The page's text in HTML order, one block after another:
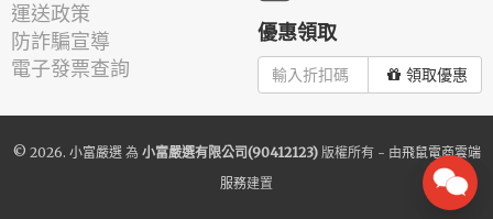
運送政策
防詐騙宣導
電子發票查詢
優惠領取
領取優惠
© 2026. 小富嚴選為 小富嚴選有限公司(90412123)版權所有 - 由飛鼠電商雲端
服務建置